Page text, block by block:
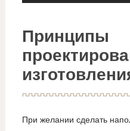
Принципы
При желании сделать